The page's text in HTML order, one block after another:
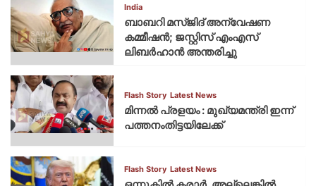
India
ബാബറി മസ്ജിദ് അന്വേഷണ
കമ്മീഷന്‍; ജസ്റ്റിസ് എംഎസ്
ലിബര്‍ഹാന്‍ അന്തരിച്ചു
Flash Story Latest News
മിന്നല്‍ പ്രളയം : മുഖ്യമന്ത്രി ഇന്ന്
പത്തനംതിട്ടയിലേക്ക്
Flash Story Latest News